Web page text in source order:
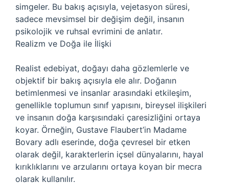
simgeler. Bu bakış açısıyla, vejetasyon süresi,
sadece mevsimsel bir değişim değil, insanın
psikolojik ve ruhsal evrimini de anlatır.
Realizm ve Doğa ile İlişki
Realist edebiyat, doğayı daha gözlemlerle ve
objektif bir bakış açısıyla ele alır. Doğanın
betimlenmesi ve insanlar arasındaki etkileşim,
genellikle toplumun sınıf yapısını, bireysel ilişkileri
ve insanın doğa karşısındaki çaresizliğini ortaya
koyar. Örneğin, Gustave Flaubert’in Madame
Bovary adlı eserinde, doğa çevresel bir etken
olarak değil, karakterlerin içsel dünyalarını, hayal
kırıklıklarını ve arzularını ortaya koyan bir mecra
olarak kullanılır.